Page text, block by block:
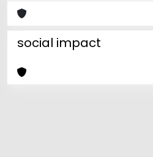
social impact